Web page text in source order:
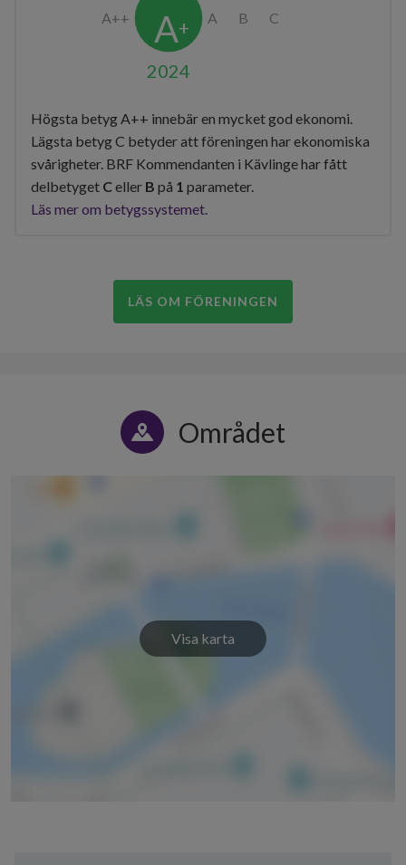
2024
Högsta betyg A++ innebär en mycket god ekonomi.
Lägsta betyg C betyder att föreningen har ekonomiska
svårigheter. BRF Kommendanten i Kävlinge har fått
delbetyget Celler B på 1 parameter.
Läs mer om betygssystemet.
LÄS OM FÖRENINGEN
Området
Visa karta